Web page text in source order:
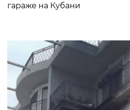
гараже на Кубани